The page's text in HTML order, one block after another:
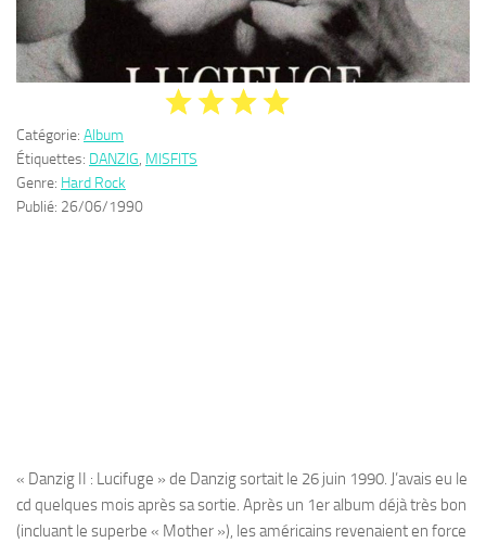
Catégorie: Album
Étiquettes: DANZIG, MISFITS
Genre: Hard Rock
Publié: 26/06/1990
« Danzig II : Lucifuge » de Danzig sortait le 26 juin 1990. J’avais eu le
cd quelques mois après sa sortie. Après un 1er album déjà très bon
(incluant le superbe « Mother »), les américains revenaient en force